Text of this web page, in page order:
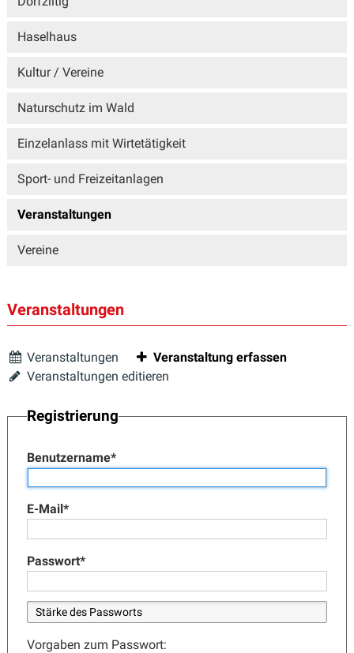
Haselhaus
Kultur / Vereine
Naturschutz im Wald
Einzelanlass mit Wirtetätigkeit
Sport- und Freizeitanlagen
Veranstaltungen
Vereine
Veranstaltungen
Veranstaltungen
Veranstaltung erfassen
Veranstaltungen editieren
Registrierung
Benutzername*
E-Mail *
Passwort*
Vorgaben zum Passwort: